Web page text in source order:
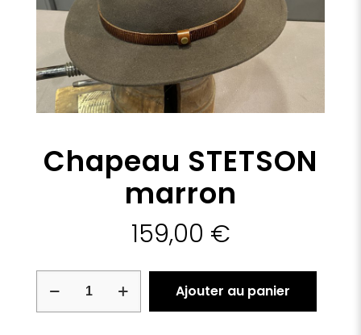
Chapeau STETSON
marron
159,00 €
Ajouter au panier